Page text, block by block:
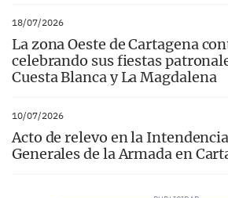
18/07/2026
La zona Oeste de Cartagena
celebrando sus fiestas
Cuesta Blanca y La Magdalena
10/07/2026
Acto de relevo en la
Generales de la Armada en